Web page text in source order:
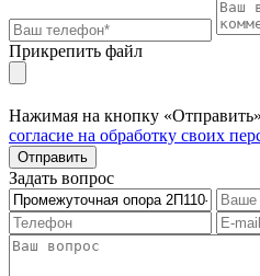
Прикрепить файл
Нажимая на кнопку
согласие на обработку своих
Отправить
Задать вопрос